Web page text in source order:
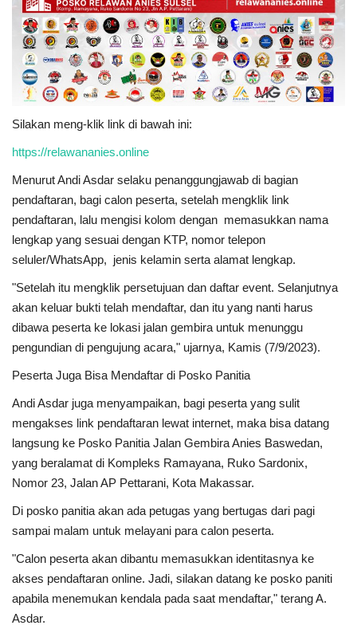
Silakan meng-klik link di bawah ini:
https://relawananies.online
Menurut Andi Asdar selaku penanggungjawab di bagian
pendaftaran, bagi calon peserta, setelah mengklik link
pendaftaran, lalu mengisi kolom dengan memasukkan nama
lengkap yang sesuai dengan KTP, nomor telepon
seluler/WhatsApp, jenis kelamin serta alamat lengkap.
"Setelah itu mengklik persetujuan dan daftar event. Selanjutnya
akan keluar bukti telah mendaftar, dan itu yang nanti harus
dibawa peserta ke lokasi jalan gembira untuk menunggu
pengundian di pengujung acara," ujarnya, Kamis (7/9/2023).
Peserta Juga Bisa Mendaftar di Posko Panitia
Andi Asdar juga menyampaikan, bagi peserta yang sulit
mengakses link pendaftaran lewat internet, maka bisa datang
langsung ke Posko Panitia Jalan Gembira Anies Baswedan,
yang beralamat di Kompleks Ramayana, Ruko Sardonix,
Nomor 23, Jalan AP Pettarani, Kota Makassar.
Di posko panitia akan ada petugas yang bertugas dari pagi
sampai malam untuk melayani para calon peserta.
"Calon peserta akan dibantu memasukkan identitasnya ke
akses pendaftaran online. Jadi, silakan datang ke posko paniti
apabila menemukan kendala pada saat mendaftar," terang A.
Asdar.